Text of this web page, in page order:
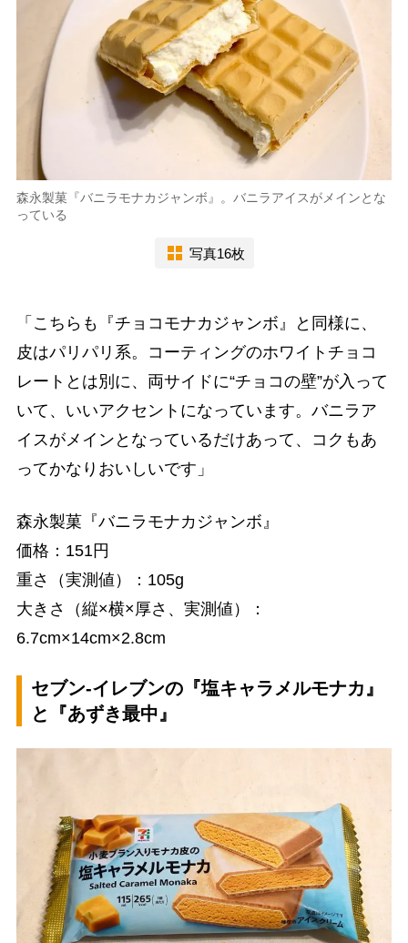
森永製菓『バニラモナカジャンボ』。バニラアイスがメインとな
っている
写真16枚
「こちらも『チョコモナカジャンボ』と同様に、
皮はパリパリ系。コーティングのホワイトチョコ
レートとは別に、両サイドに“チョコの壁”が入って
いて、いいアクセントになっています。バニラア
イスがメインとなっているだけあって、コクもあ
ってかなりおいしいです」
森永製菓『バニラモナカジャンボ』
価格：151円
重さ（実測値）：105g
大きさ（縦×横×厚さ、実測値）：
6.7cm×14cm×2.8cm
セブン-イレブンの『塩キャラメルモナカ』
と『あずき最中』